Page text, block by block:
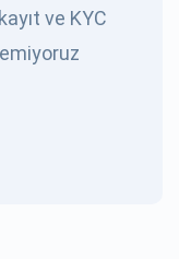
ve KYC